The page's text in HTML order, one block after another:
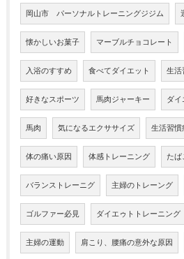
岡山市 パーソナルトレーニングジジム
懐かしいお菓子 マーブルチョコレート
入浴のすすめ 食べてダイエット 生
好きなスポーツ 馬肉ジャーキー ダイ
馬肉 気になるエクササイズ 生活習慣
体の痛い原因 体感トレーニング たば
バランストレーニグ 主婦のトレーング
ゴルファー必見 ダイエゥトトレーニング
主婦の運動 肩こり、腰痛の意外な原因